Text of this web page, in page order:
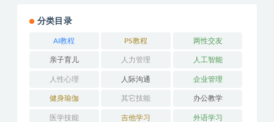
分类目录
AI教程 PS教程 两性交友
亲子育儿 人力管理 人工智能
人性心理 人际沟通 企业管理
健身瑜伽 其它技能 办公教学
医学技能 吉他学习 外语学习